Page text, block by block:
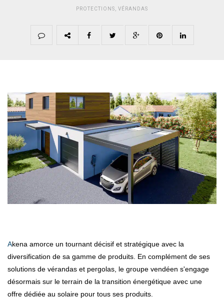
PROTECTIONS VÉRANDAS
Akena amorce un tournant décisif et stratégique avec la
diversification de sa gamme de produits. En complément de ses
solutions de vérandas et pergolas, le groupe vendéen s'engage
désormais sur le terrain de la transition énergétique avec une
offre dédiée au solaire pour tous ses produits.